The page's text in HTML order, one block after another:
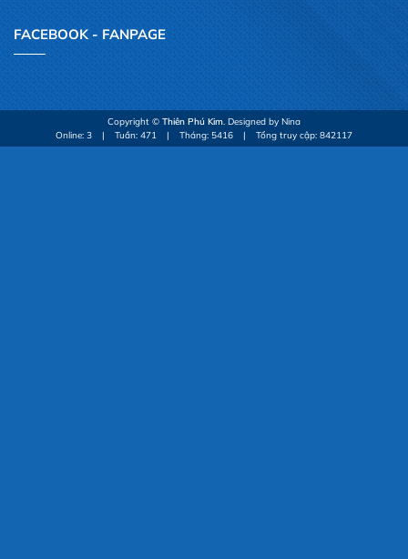
FACEBOOK - FANPAGE
Copyright © Thiên Phú Kim. Designed by Nina
Online: 3
| Tuần: 471 | Tháng: 5416 | Tổng truy cập: 842117